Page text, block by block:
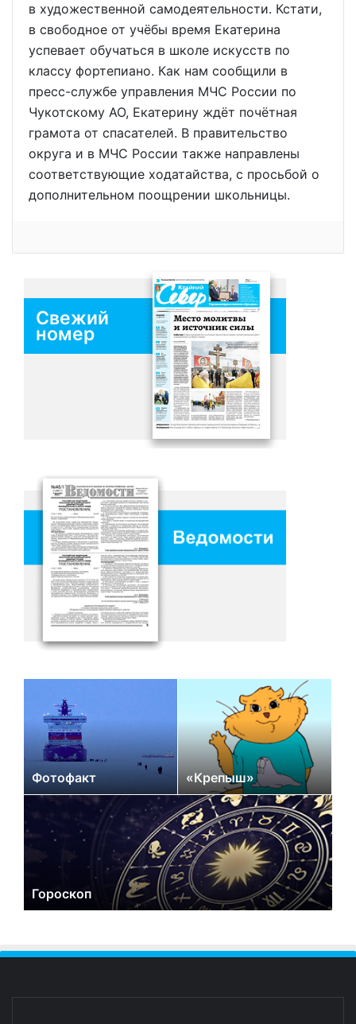
в художественной самодеятельности. Кстати,
в свободное от учёбы время Екатерина
успевает обучаться в школе искусств по
классу фортепиано. Как нам сообщили в
пресс-службе управления МЧС России по
Чукотскому АО, Екатерину ждёт почётная
грамота от спасателей. В правительство
округа и в МЧС России также направлены
соответствующие ходатайства, с просьбой о
дополнительном поощрении школьницы.
Свежий
номер
Фотофакт «Крепыш»
Гороскоп